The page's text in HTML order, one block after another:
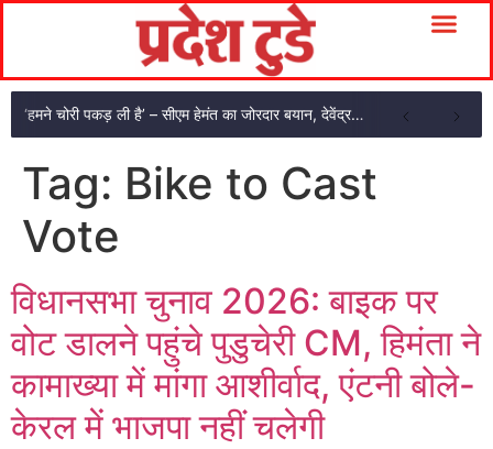
‘हमने चोरी पकड़ ली है’ – सीएम हेमंत का जोरदार बयान, देवेंद्र को अनशन तोड़ने की अपील
Tag: Bike to Cast
Vote
विधानसभा चुनाव 2026: बाइक पर
वोट डालने पहुंचे पुडुचेरी CM, हिमंता ने
कामाख्या में मांगा आशीर्वाद, एंटनी बोले-
केरल में भाजपा नहीं चलेगी